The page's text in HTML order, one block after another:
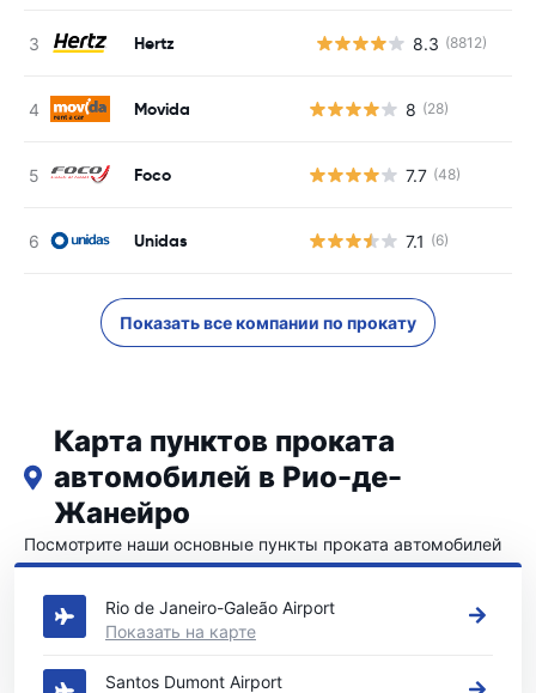
Hertz 8.3 (8812)
Movida 8 (28)
Foco 7.7 (48)
Unidas 7.1 (6)
Показать все компании по прокату
Карта пунктов проката
автомобилей в Рио-де-
Жанейро
Посмотрите наши основные пункты проката автомобилей
в Рио-де-Жанейро
Rio de Janeiro-Galeão Airport
Показать на карте
Santos Dumont Airport